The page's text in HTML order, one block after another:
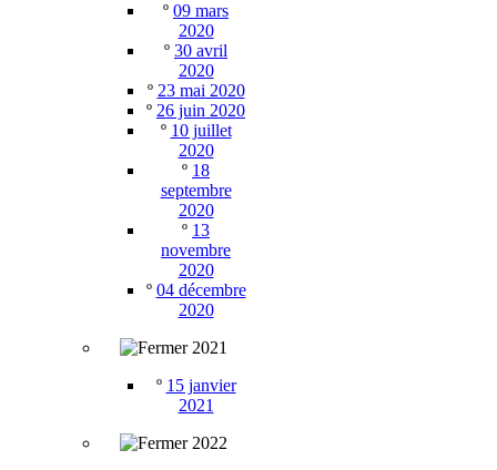
º 09 mars
2020
º 30 avril
2020
º 23 mai 2020
º 26 juin 2020
º 10 juillet
2020
º 18
septembre
2020
º 13
novembre
2020
º 04 décembre
2020
2021
º 15 janvier
2021
2022